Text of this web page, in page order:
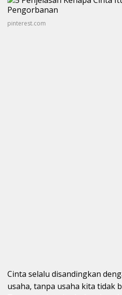
pinterest.com
Cinta selalu disandingkan
usaha, tanpa usaha kita tidak